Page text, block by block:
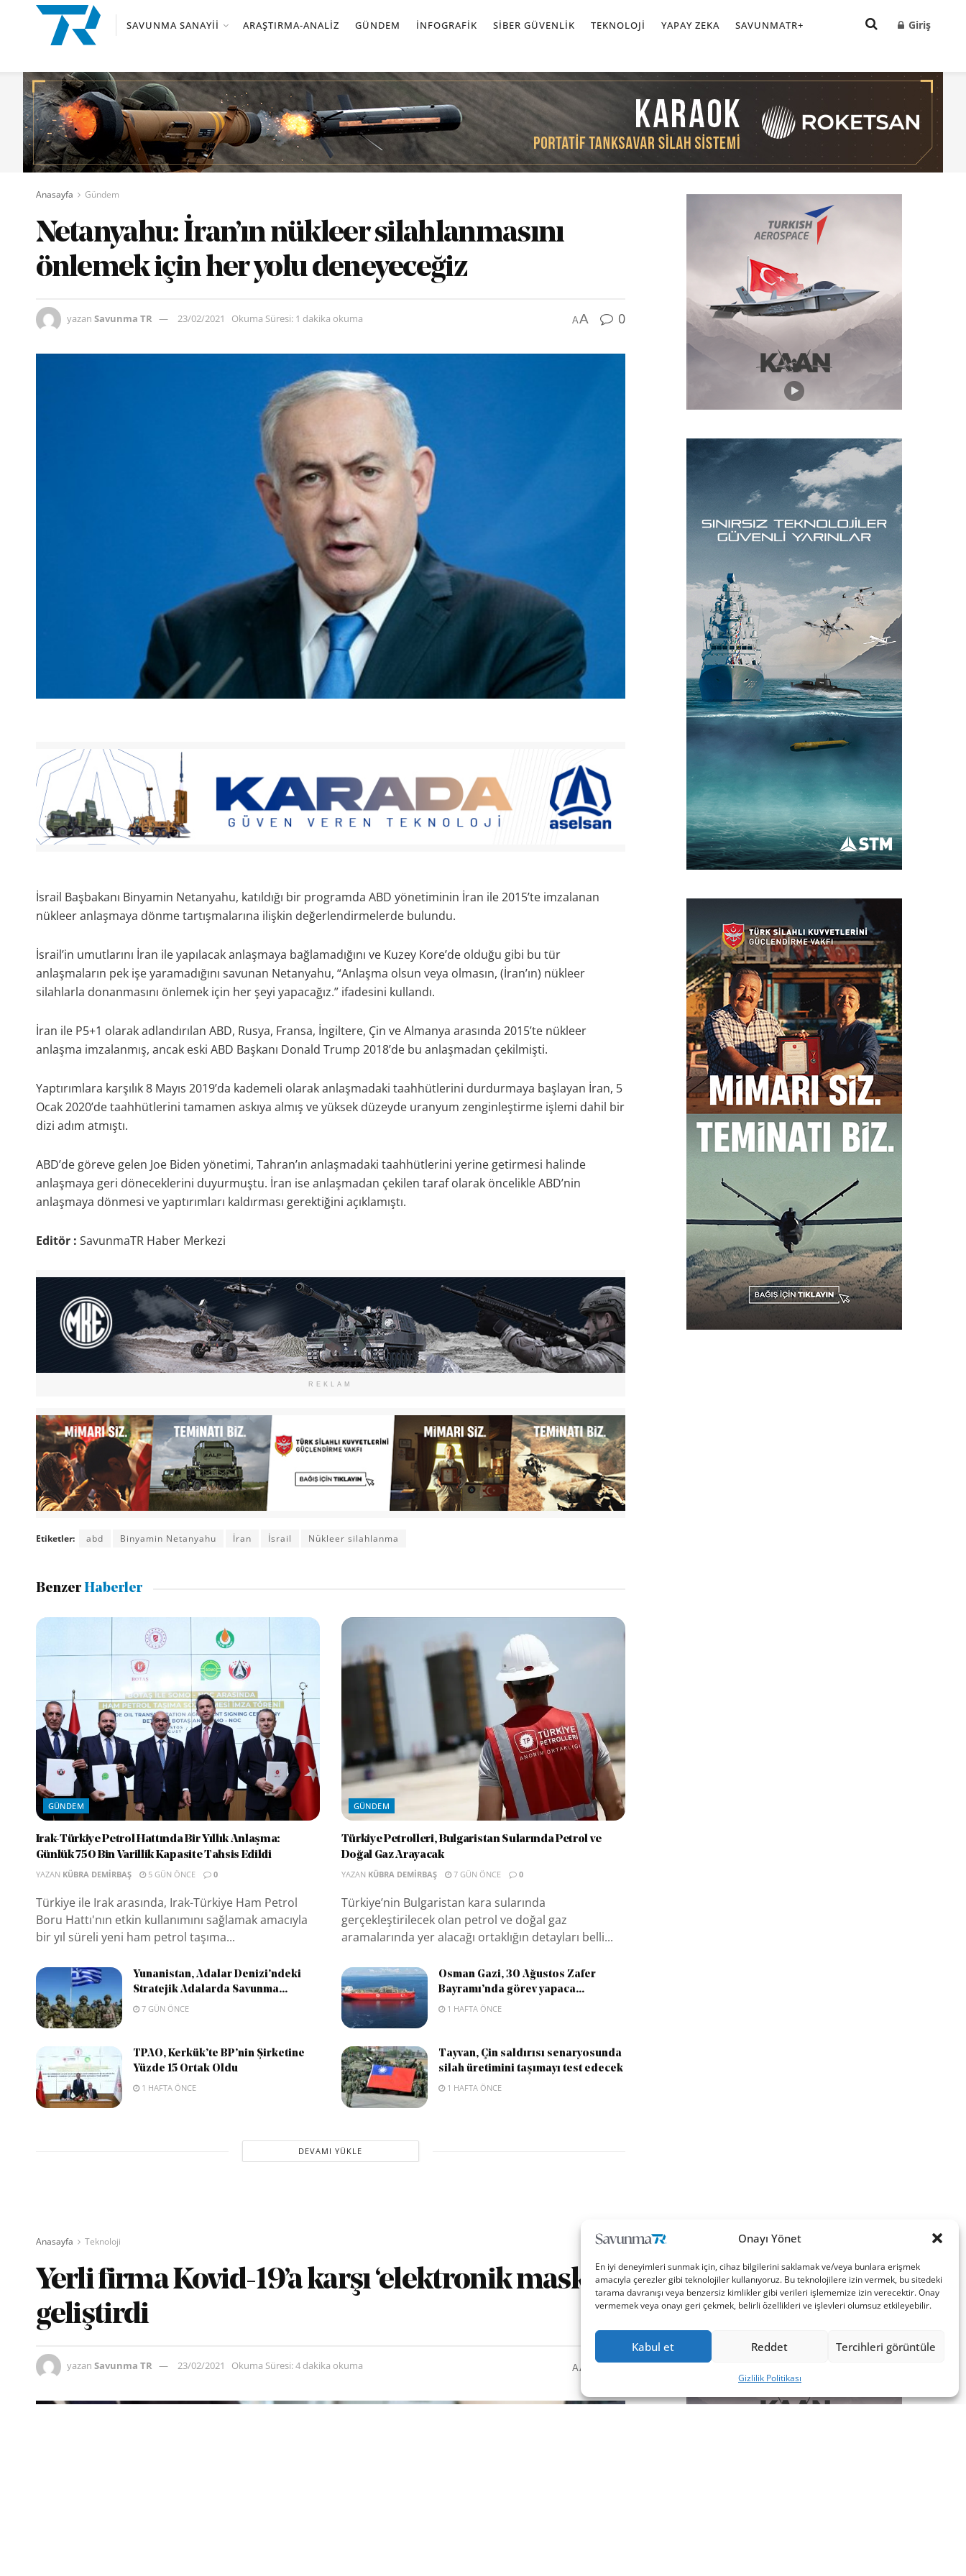
Onayı Yönet
En iyi deneyimleri sunmak için, cihaz bilgilerini saklamak ve/veya bunlara erişmek
amacıyla çerezler gibi teknolojiler kullanıyoruz. Bu teknolojilere izin vermek, bu sitedeki
tarama davranışı veya benzersiz kimlikler gibi verileri işlememize izin verecektir. Onay
vermemek veya onayı geri çekmek, belirli özellikleri ve işlevleri olumsuz etkileyebilir.
Kabul et Reddet Tercihleri görüntüle
Gizlilik Politikası
SAVUNMA SANAYII ARAŞTIRMA-ANALIZ GÜNDEM İNFOGRAFIK SIBER GÜVENLIK TEKNOLOJI YAPAY ZEKA SAVUNMATR+ Giriş
Anasayfa Gündem
Netanyahu: İran’ın nükleer silahlanmasını
önlemek için her yolu deneyeceğiz
yazan Savunma TR 23/02/2021 Okuma Süresi: 1 dakika okuma AA 0
İsrail Başbakanı Binyamin Netanyahu, katıldığı bir programda ABD yönetiminin İran ile 2015’te imzalanan
nükleer anlaşmaya dönme tartışmalarına ilişkin değerlendirmelerde bulundu.
İsrail’in umutlarını İran ile yapılacak anlaşmaya bağlamadığını ve Kuzey Kore’de olduğu gibi bu tür
anlaşmaların pek işe yaramadığını savunan Netanyahu, “Anlaşma olsun veya olmasın, (İran’ın) nükleer
silahlarla donanmasını önlemek için her şeyi yapacağız.” ifadesini kullandı.
İran ile P5+1 olarak adlandırılan ABD, Rusya, Fransa, İngiltere, Çin ve Almanya arasında 2015’te nükleer
anlaşma imzalanmış, ancak eski ABD Başkanı Donald Trump 2018’de bu anlaşmadan çekilmişti.
Yaptırımlara karşılık 8 Mayıs 2019’da kademeli olarak anlaşmadaki taahhütlerini durdurmaya başlayan İran, 5
Ocak 2020’de taahhütlerini tamamen askıya almış ve yüksek düzeyde uranyum zenginleştirme işlemi dahil bir
dizi adım atmıştı.
ABD’de göreve gelen Joe Biden yönetimi, Tahran’ın anlaşmadaki taahhütlerini yerine getirmesi halinde
anlaşmaya geri döneceklerini duyurmuştu. İran ise anlaşmadan çekilen taraf olarak öncelikle ABD’nin
anlaşmaya dönmesi ve yaptırımları kaldırması gerektiğini açıklamıştı.
Editör : SavunmaTR Haber Merkezi
REKLAM
Etiketler: abd Binyamin Netanyahu İran İsrail Nükleer silahlanma
BenzerHaberler
GÜNDEM
Irak-Türkiye Petrol Hattında Bir Yıllık Anlaşma:
Günlük 750 Bin Varillik Kapasite Tahsis Edildi
YAZAN KÜBRA DEMIRBAŞ 5 GÜN ÖNCE 0
Türkiye ile Irak arasında, Irak-Türkiye Ham Petrol
Boru Hattı'nın etkin kullanımını sağlamak amacıyla
bir yıl süreli yeni ham petrol taşıma...
GÜNDEM
Türkiye Petrolleri, Bulgaristan Sularında Petrol ve
Doğal Gaz Arayacak
YAZAN KÜBRA DEMIRBAŞ 7 GÜN ÖNCE 0
Türkiye’nin Bulgaristan kara sularında
gerçekleştirilecek olan petrol ve doğal gaz
aramalarında yer alacağı ortaklığın detayları belli...
Yunanistan, Adalar Denizi’ndeki
Stratejik Adalarda Savunma...
7 GÜN ÖNCE
Osman Gazi, 30 Ağustos Zafer
Bayramı’nda görev yapaca...
1 HAFTA ÖNCE
TPAO, Kerkük’te BP’nin Şirketine
Yüzde 15 Ortak Oldu
1 HAFTA ÖNCE
Tayvan, Çin saldırısı senaryosunda
silah üretimini taşımayı test edecek
1 HAFTA ÖNCE
DEVAMI YÜKLE
Anasayfa Teknoloji
Yerli firma Kovid-19’a karşı ‘elektronik maske’
geliştirdi
yazan Savunma TR 23/02/2021 Okuma Süresi: 4 dakika okuma AA 0